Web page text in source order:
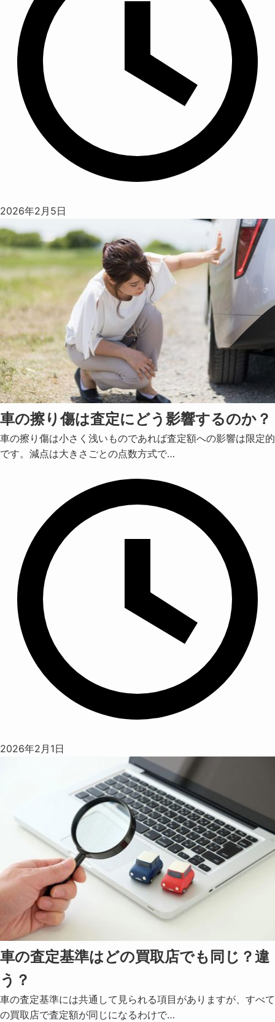
2026年2月5日
車の擦り傷は査定にどう影響するのか？
車の擦り傷は小さく浅いものであれば査定額への影響は限定的
です。減点は大きさごとの点数方式で…
2026年2月1日
車の査定基準はどの買取店でも同じ？違
う？
車の査定基準には共通して見られる項目がありますが、すべて
の買取店で査定額が同じになるわけで…